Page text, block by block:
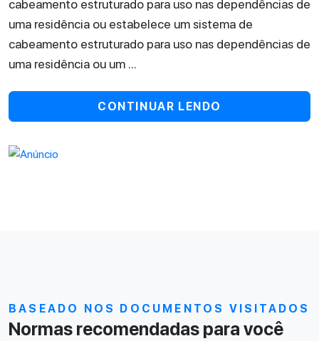
cabeamento estruturado para uso nas dependências de
uma residência ou estabelece um sistema de
cabeamento estruturado para uso nas dependências de
uma residência ou um ...
CONTINUAR LENDO
BASEADO NOS DOCUMENTOS VISITADOS
Normas recomendadas para você